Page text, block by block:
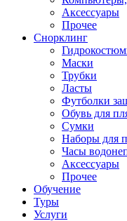
Аксессуары
Прочее
Снорклинг
Маски
Трубки
Ласты
Футболки
Обувь для
Сумки
Наборы для
Часы
Аксессуары
Прочее
Обучение
Туры
Услуги